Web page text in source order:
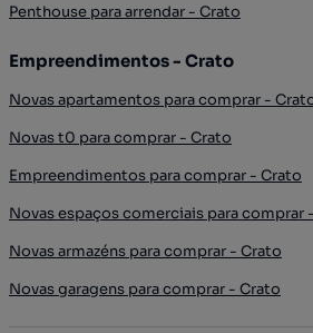
Penthouse para arrendar - Crato
Empreendimentos - Crato
Novas apartamentos para comprar -
Novas t0 para comprar - Crato
Empreendimentos para comprar - Crato
Novas espaços comerciais para comprar
Novas armazéns para comprar - Crato
Novas garagens para comprar - Crato